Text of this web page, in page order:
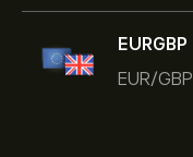
EURGBP
EUR/GBP